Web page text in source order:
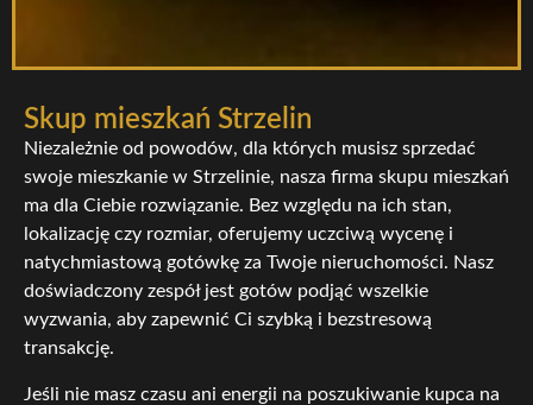
Skup mieszkań Strzelin
Niezależnie od powodów, dla których musisz sprzedać
swoje mieszkanie w Strzelinie, nasza firma skupu mieszkań
ma dla Ciebie rozwiązanie. Bez względu na ich stan,
lokalizację czy rozmiar, oferujemy uczciwą wycenę i
natychmiastową gotówkę za Twoje nieruchomości. Nasz
doświadczony zespół jest gotów podjąć wszelkie
wyzwania, aby zapewnić Ci szybką i bezstresową
transakcję.
Jeśli nie masz czasu ani energii na poszukiwanie kupca na